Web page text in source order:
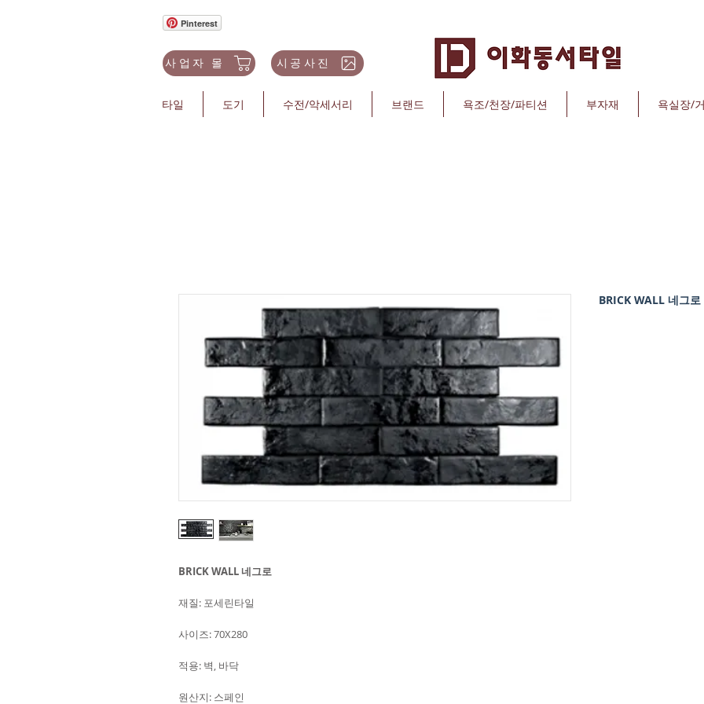
Pinterest
사업자 몰 시공사진
타일 도기 수전/악세서리 브랜드 욕조/천장/파티션 부자재 욕실장/
BRICK WALL 네그로
재질: 포세린타일
사이즈: 70X280
적용: 벽, 바닥
원산지: 스페인
BRICK WALL 네그로